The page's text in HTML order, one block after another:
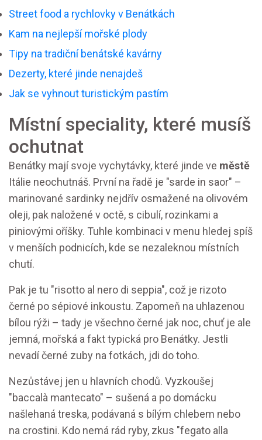
Street food a rychlovky v Benátkách
Kam na nejlepší mořské plody
Tipy na tradiční benátské kavárny
Dezerty, které jinde nenajdeš
Jak se vyhnout turistickým pastím
Místní speciality, které musíš
ochutnat
Benátky mají svoje vychytávky, které jinde ve městě
Itálie neochutnáš. První na řadě je "sarde in saor" –
marinované sardinky nejdřív osmažené na olivovém
oleji, pak naložené v octě, s cibulí, rozinkami a
piniovými oříšky. Tuhle kombinaci v menu hledej spíš
v menších podnicích, kde se nezaleknou místních
chutí.
Pak je tu "risotto al nero di seppia", což je rizoto
černé po sépiové inkoustu. Zapomeň na uhlazenou
bílou rýži – tady je všechno černé jak noc, chuť je ale
jemná, mořská a fakt typická pro Benátky. Jestli
nevadí černé zuby na fotkách, jdi do toho.
Nezůstávej jen u hlavních chodů. Vyzkoušej
"baccalà mantecato" – sušená a po domácku
našlehaná treska, podávaná s bílým chlebem nebo
na crostini. Kdo nemá rád ryby, zkus "fegato alla